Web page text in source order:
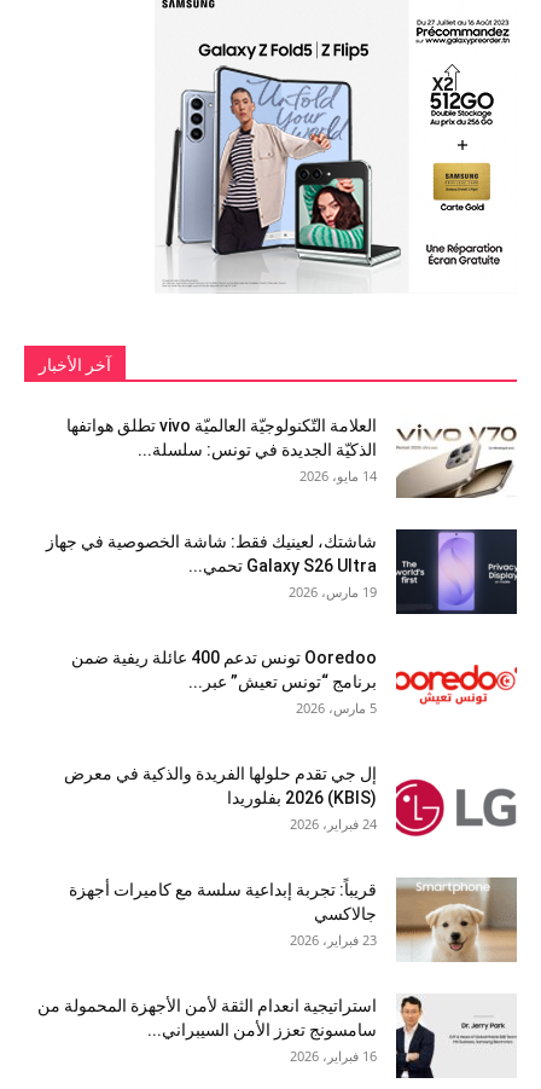
آخر الأخبار
العلامة التّكنولوجيّة العالميّة vivo تطلق هواتفها
الذكيّة الجديدة في تونس: سلسلة...
14 مايو، 2026
شاشتك، لعينيك فقط: شاشة الخصوصية في جهاز
Galaxy S26 Ultra تحمي...
19 مارس، 2026
Ooredoo تونس تدعم 400 عائلة ريفية ضمن
برنامج “تونس تعيش” عبر...
5 مارس، 2026
إل جي تقدم حلولها الفريدة والذكية في معرض
(KBIS) 2026 بفلوريدا
24 فبراير، 2026
قريباً: تجربة إبداعية سلسة مع كاميرات أجهزة
جالاكسي
23 فبراير، 2026
استراتيجية انعدام الثقة لأمن الأجهزة المحمولة من
سامسونج تعزز الأمن السيبراني...
16 فبراير، 2026